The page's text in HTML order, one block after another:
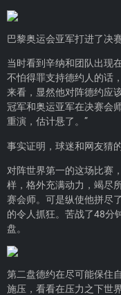
巴黎奥运会亚军打进了决
当时看到辛纳和团队出现
不怕得罪支持德约人的话
来看，显然他对阵德约应
冠军和奥运亚军在决赛会
重演，估计悬了。”
事实证明，球迷和网友猜
对阵世界第一的这场比赛
样，格外充满动力，竭尽
赛会师。可是纵使他拼尽
的令人抓狂。苦战了48分
盘。
第二盘德约在尽可能保住
施压，看看在压力之下世